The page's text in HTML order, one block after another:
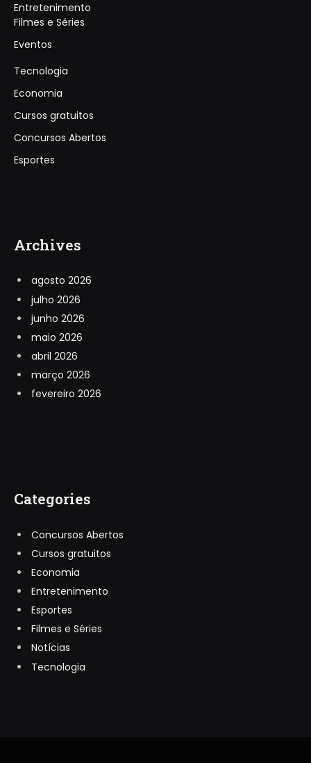
Entretenimento
Filmes e Séries
Eventos
Tecnologia
Economia
Cursos gratuitos
Concursos Abertos
Esportes
Archives
agosto 2026
julho 2026
junho 2026
maio 2026
abril 2026
março 2026
fevereiro 2026
Categories
Concursos Abertos
Cursos gratuitos
Economia
Entretenimento
Esportes
Filmes e Séries
Notícias
Tecnologia